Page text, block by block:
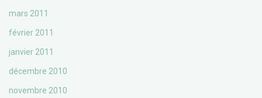
mars 2011
février 2011
janvier 2011
décembre 2010
novembre 2010